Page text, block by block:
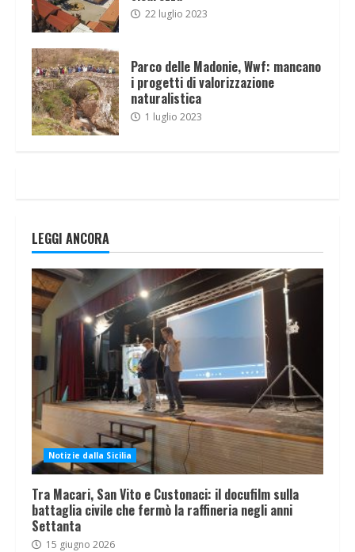
22 luglio 2023
Parco delle Madonie, Wwf: mancano
i progetti di valorizzazione
naturalistica
1 luglio 2023
LEGGI ANCORA
Notizie dalla Sicilia
Tra Macari, San Vito e Custonaci: il docufilm sulla
battaglia civile che fermò la raffineria negli anni
Settanta
15 giugno 2026